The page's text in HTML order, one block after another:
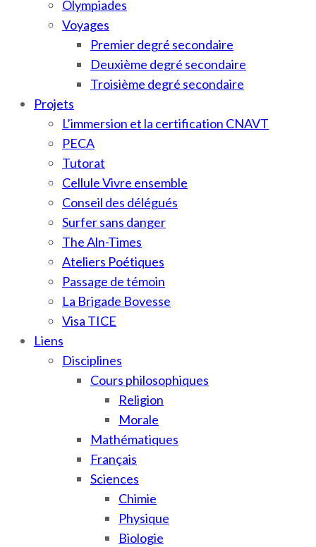
Olympiades
Voyages
Premier degré secondaire
Deuxième degré secondaire
Troisième degré secondaire
Projets
L’immersion et la certification CNAVT
PECA
Tutorat
Cellule Vivre ensemble
Conseil des délégués
Surfer sans danger
The Aln-Times
Ateliers Poétiques
Passage de témoin
La Brigade Bovesse
Visa TICE
Liens
Disciplines
Cours philosophiques
Religion
Morale
Mathématiques
Français
Sciences
Chimie
Physique
Biologie